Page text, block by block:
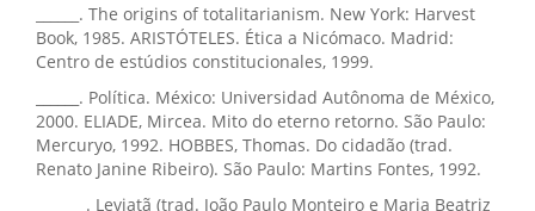
______. The origins of totalitarianism. New York: Harvest
Book, 1985. ARISTÓTELES. Ética a Nicómaco. Madrid:
Centro de estúdios constitucionales, 1999.
______. Política. México: Universidad Autônoma de México,
2000. ELIADE, Mircea. Mito do eterno retorno. São Paulo:
Mercuryo, 1992. HOBBES, Thomas. Do cidadão (trad.
Renato Janine Ribeiro). São Paulo: Martins Fontes, 1992.
_______. Leviatã (trad. João Paulo Monteiro e Maria Beatriz